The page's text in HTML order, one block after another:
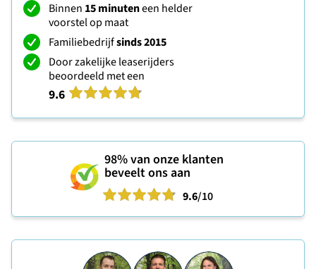
Binnen 15 minuteneen helder
voorstel op maat
Familiebedrijfsinds 2015
Door zakelijke leaserijders
beoordeeld met een
9.6
98%van onze klanten
beveelt ons aan
9.6/10